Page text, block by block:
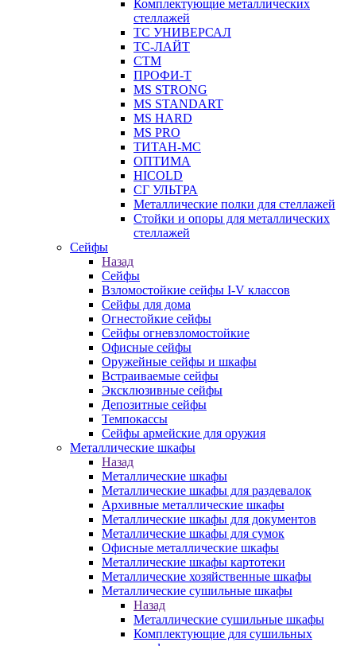
Комплектующие металлических
стеллажей
ТС УНИВЕРСАЛ
ТС-ЛАЙТ
СТМ
ПРОФИ-Т
MS STRONG
MS STANDART
MS HARD
MS PRO
ТИТАН-МС
ОПТИМА
HICOLD
СГ УЛЬТРА
Металлические полки для стеллажей
Стойки и опоры для металлических
стеллажей
Сейфы
Назад
Сейфы
Взломостойкие сейфы I-V классов
Сейфы для дома
Огнестойкие сейфы
Сейфы огневзломостойкие
Офисные сейфы
Оружейные сейфы и шкафы
Встраиваемые сейфы
Эксклюзивные сейфы
Депозитные сейфы
Темпокассы
Сейфы армейские для оружия
Металлические шкафы
Назад
Металлические шкафы
Металлические шкафы для раздевалок
Архивные металлические шкафы
Металлические шкафы для документов
Металлические шкафы для сумок
Офисные металлические шкафы
Металлические шкафы картотеки
Металлические хозяйственные шкафы
Металлические сушильные шкафы
Назад
Металлические сушильные шкафы
Комплектующие для сушильных